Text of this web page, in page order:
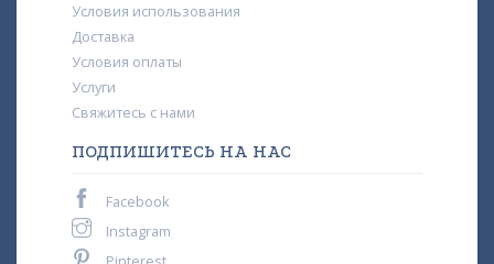
Условия использования
Доставка
Условия оплаты
Услуги
Свяжитесь с нами
ПОДПИШИТЕСЬ НА НАС
Facebook
Instagram